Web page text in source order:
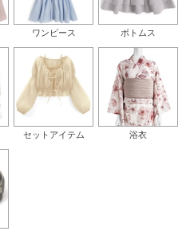
ワンピース ボトムス
セットアイテム 浴衣